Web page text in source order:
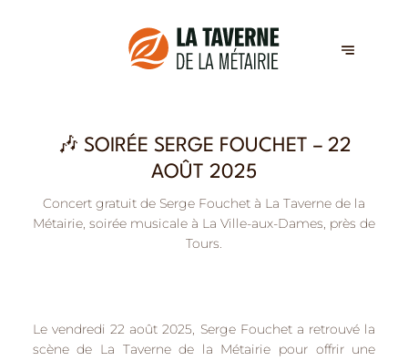
🎶 SOIRÉE SERGE FOUCHET – 22
AOÛT 2025
Concert gratuit de Serge Fouchet à La Taverne de la
Métairie, soirée musicale à La Ville-aux-Dames, près de
Tours.
Le vendredi 22 août 2025, Serge Foucheta retrouvé la
scène de La Taverne de la Métairie pour offrir une